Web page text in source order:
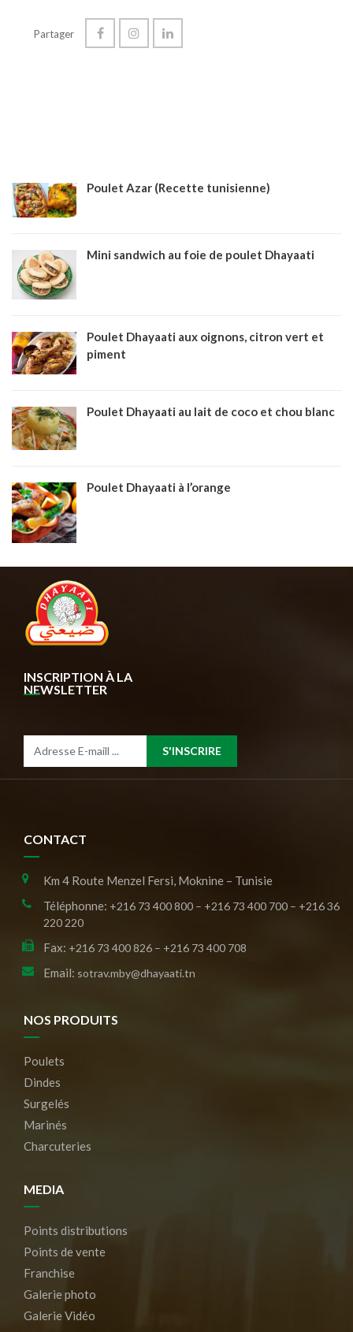
Partager
Poulet Azar (Recette tunisienne)
Mini sandwich au foie de poulet Dhayaati
Poulet Dhayaati aux oignons, citron vert et
piment
Poulet Dhayaati au lait de coco et chou blanc
Poulet Dhayaati à l’orange
INSCRIPTION À LA
NEWSLETTER
S'INSCRIRE
CONTACT
Km 4 Route Menzel Fersi, Moknine – Tunisie
Téléphonne: +216 73 400 800 – +216 73 400 700 – +216 36
220 220
Fax: +216 73 400 826 – +216 73 400 708
Email: sotrav.mby@dhayaati.tn
NOS PRODUITS
Poulets
Dindes
Surgelés
Marinés
Charcuteries
MEDIA
Points distributions
Points de vente
Franchise
Galerie photo
Galerie Vidéo